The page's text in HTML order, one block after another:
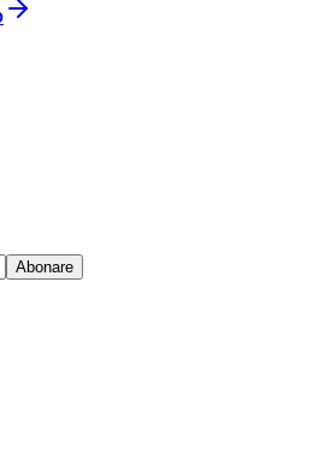
Abonare